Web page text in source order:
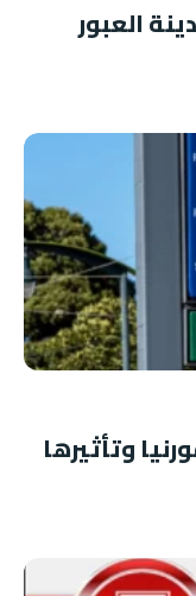
العبور
وتأثيرها